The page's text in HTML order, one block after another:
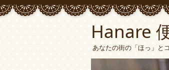
Hanare
あなたの街の「ほっ」と